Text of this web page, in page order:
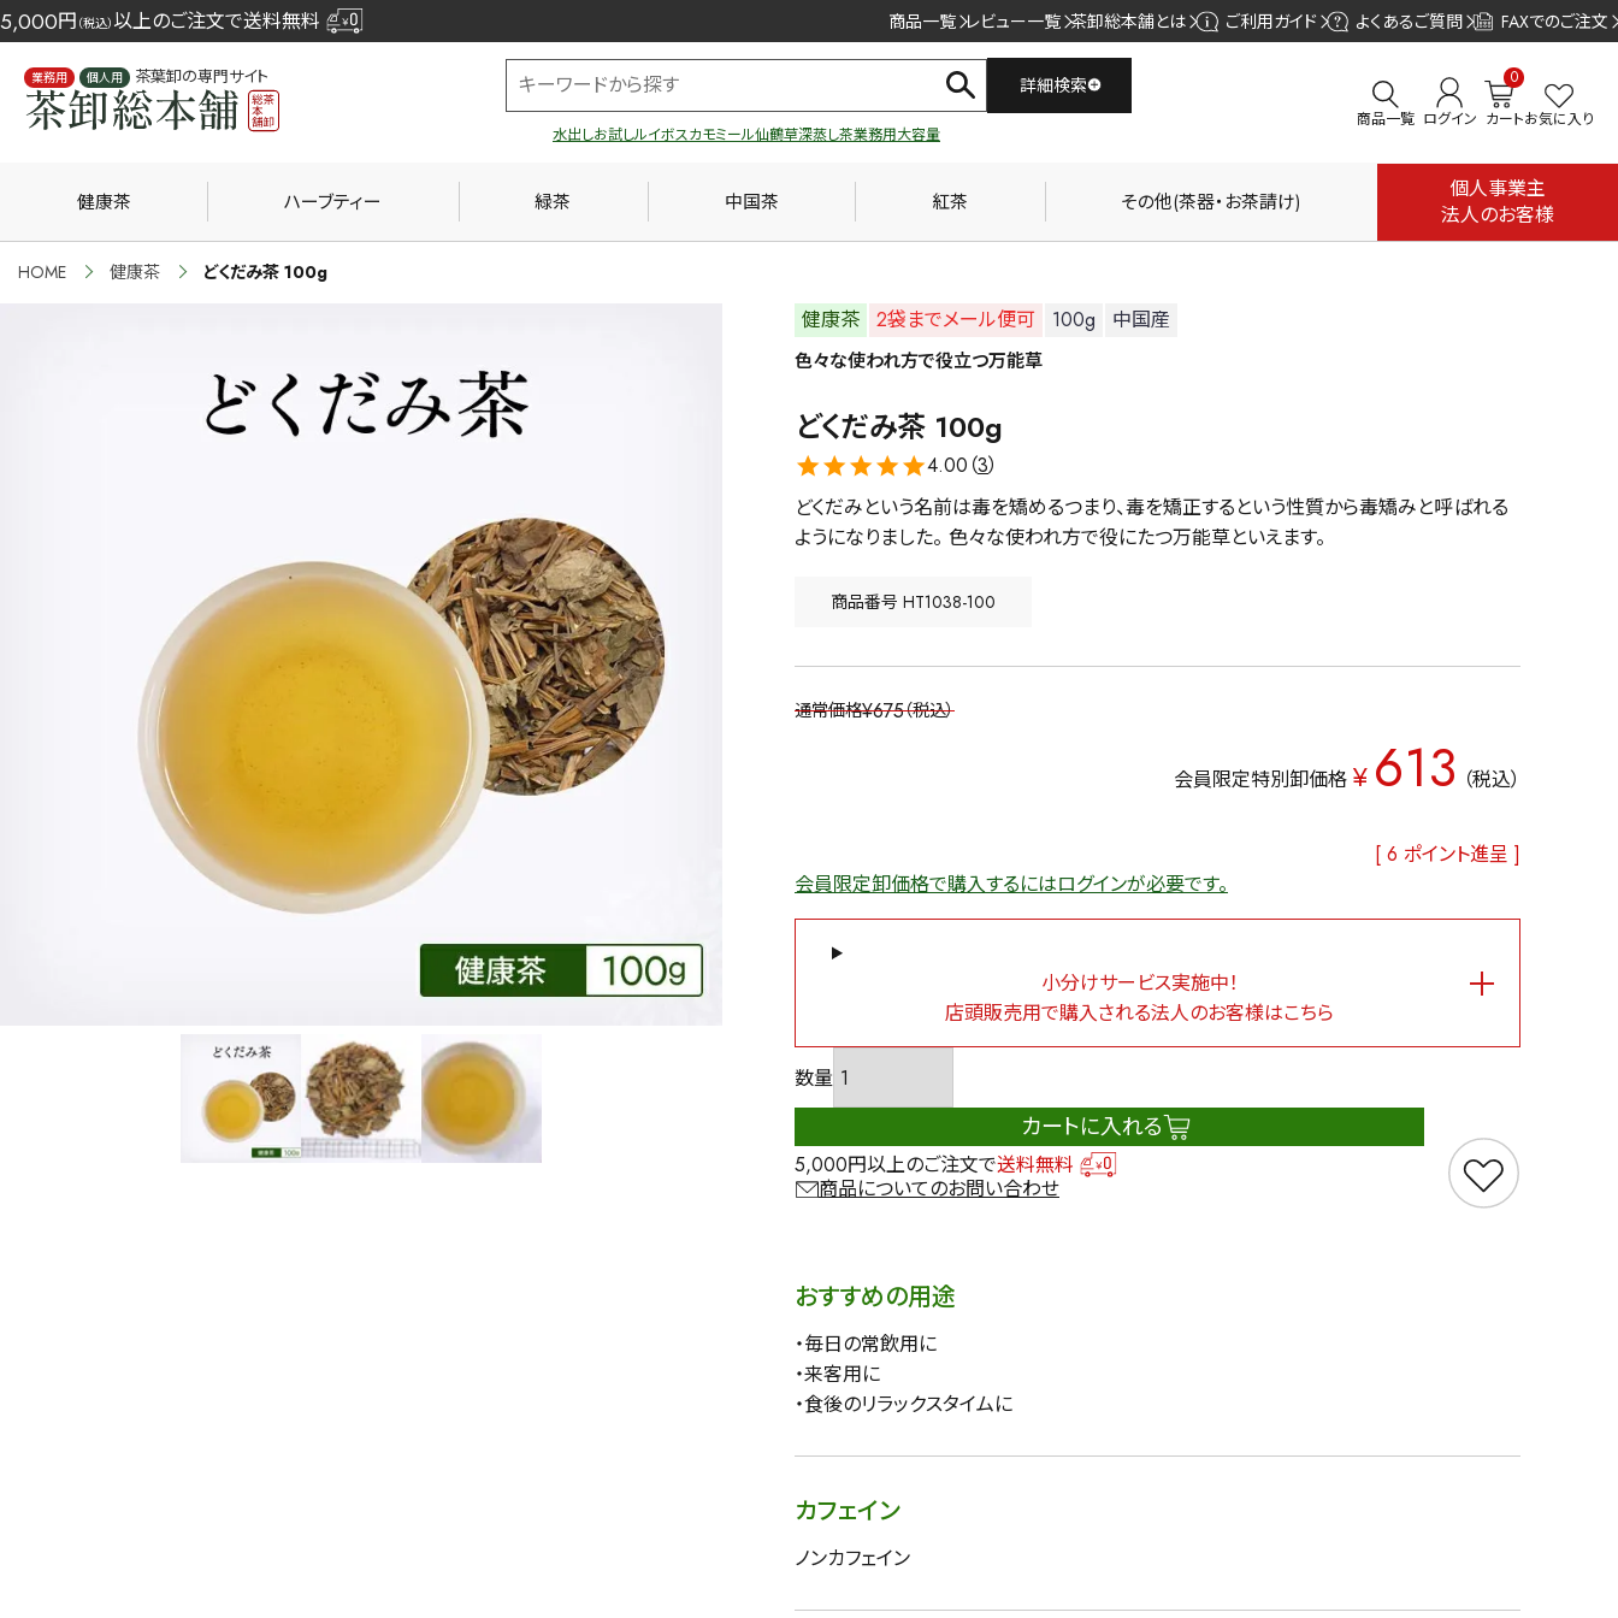
5,000円 （税込） 以上のご注文で送料無料 商品一覧 レビュー一覧 茶卸総本舗とは ご利用ガイド よくあるご質問 FAXでのご注文
業務用 個人用 茶葉卸の専門サイト
水出しお試しルイボスカモミール仙鶴草深蒸し茶業務用大容量
詳細検索
商品一覧 ログイン カート
0
お気に入り
健康茶 ハーブティー 緑茶 中国茶 紅茶 その他(茶器・お茶請け)
個人事業主
法人のお客様
HOME 健康茶 どくだみ茶 100g
健康茶 2袋までメール便可 100g 中国産
色々な使われ方で役立つ万能草
どくだみ茶 100g
4.00（3）
どくだみという名前は毒を矯めるつまり、毒を矯正するという性質から毒矯みと呼ばれる
ようになりました。 色々な使われ方で役にたつ万能草といえます。
商品番号 HT1038-100
通常価格¥675 税込
会員限定特別卸価格 ¥ 613 税込
[ 6 ポイント進呈 ]
会員限定卸価格で購入するにはログインが必要です。
小分けサービス実施中！
店頭販売用で購入される法人のお客様はこちら
カートに入れる
5,000円以上のご注文で送料無料
商品についてのお問い合わせ
おすすめの用途
・毎日の常飲用に
・来客用に
・食後のリラックスタイムに
カフェイン
ノンカフェイン